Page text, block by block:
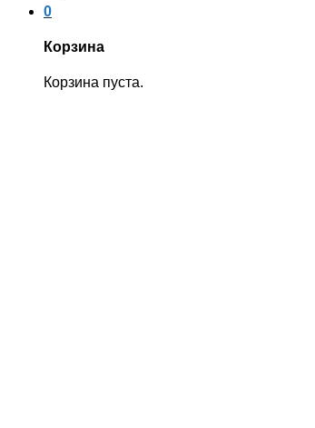
0
Корзина
Корзина пуста.